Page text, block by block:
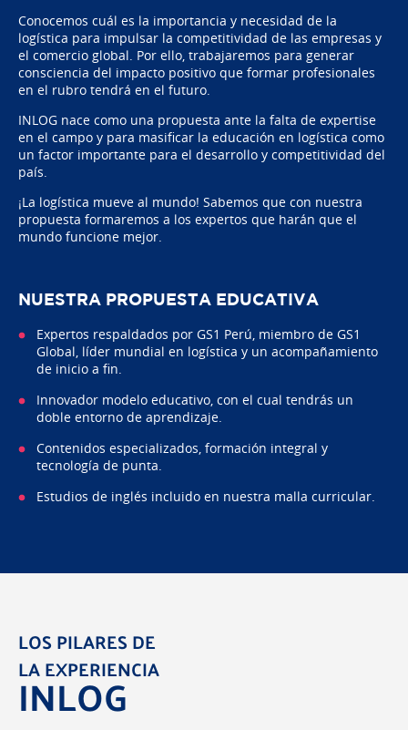
Conocemos cuál es la importancia y necesidad de la
logística para impulsar la competitividad de las empresas y
el comercio global. Por ello, trabajaremos para generar
consciencia del impacto positivo que formar profesionales
en el rubro tendrá en el futuro.
INLOG nace como una propuesta ante la falta de expertise
en el campo y para masificar la educación en logística como
un factor importante para el desarrollo y competitividad del
país.
¡La logística mueve al mundo! Sabemos que con nuestra
propuesta formaremos a los expertos que harán que el
mundo funcione mejor.
NUESTRA PROPUESTA EDUCATIVA
Expertos respaldados por GS1 Perú, miembro de GS1
Global, líder mundial en logística y un acompañamiento
de inicio a fin.
Innovador modelo educativo, con el cual tendrás un
doble entorno de aprendizaje.
Contenidos especializados, formación integral y
tecnología de punta.
Estudios de inglés incluido en nuestra malla curricular.
LOS PILARES DE
LA EXPERIENCIA
INLOG